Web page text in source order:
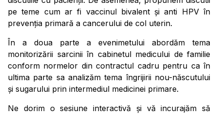
pe teme cum ar fi vaccinul bivalent și anti HPV în
prevenția primară a cancerului de col uterin.
În a doua parte a evenimetului abordăm tema
monitorizării sarcinii în cabinetul medicului de familie
conform normelor din contractul cadru pentru ca în
ultima parte sa analizăm tema îngrijirii nou-născutului
și sugarului prin intermediul medicinei primare.
Ne dorim o sesiune interactivă și vă incurajăm să